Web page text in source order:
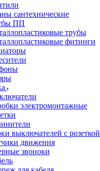
сантехнические
ПП
трубы
фитинги
электромонтажные
выключателей с розеткой
движения
звоноки